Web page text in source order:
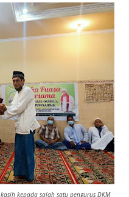
kepada salah satu pengurus DKM